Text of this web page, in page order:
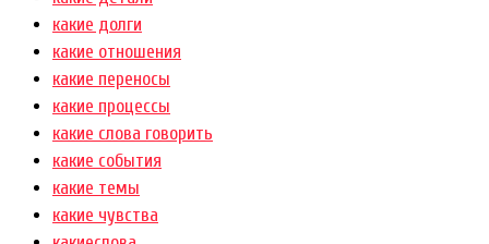
какие долги
какие отношения
какие переносы
какие процессы
какие слова говорить
какие события
какие темы
какие чувства